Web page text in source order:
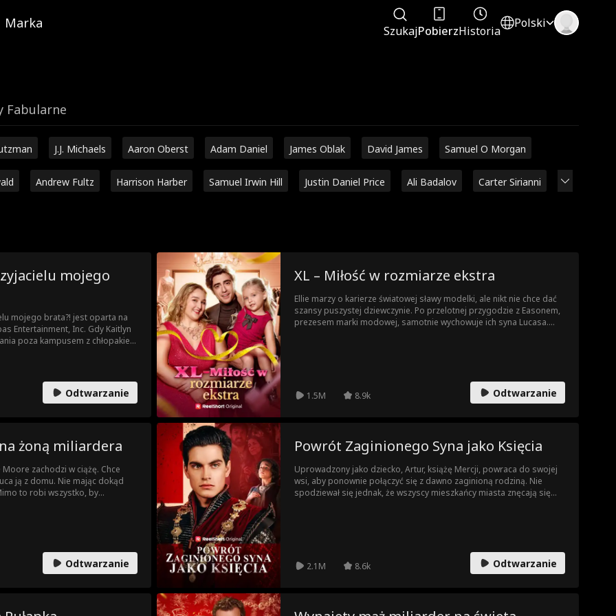
Marka SzukajPobierzHistoria
Polski
Fabularne
J.J. Michaels Aaron Oberst Adam Daniel James Oblak David James Samuel O Morgan
Andrew Fultz Harrison Harber Samuel Irwin Hill Justin Daniel Price Ali Badalov Carter Sirianni
mojego
mojego brata?! jest oparta na
Entertainment, Inc. Gdy Kaitlyn
poza kampusem z chłopakiem
Gdy jej dziecięca miłość
sobie z nową, dorosłą relacją,
Odtwarzanie
XL – Miłość w rozmiarze ekstra
Ellie marzy o karierze światowej sławy modelki, ale nikt nie chce dać
szansy puszystej dziewczynie. Po przelotnej przygodzie z Easonem,
prezesem marki modowej, samotnie wychowuje ich syna Lucasa.
1.5M 8.9k Odtwarzanie
żoną miliardera
zachodzi w ciążę. Chce
ją z domu. Nie mając dokąd
to robi wszystko, by
Odtwarzanie
Powrót Zaginionego Syna jako Księcia
Uprowadzony jako dziecko, Artur, książę Mercji, powraca do swojej
wsi, aby ponownie połączyć się z dawno zaginioną rodziną. Nie
spodziewał się jednak, że wszyscy mieszkańcy miasta znęcają się
2.1M 8.6k Odtwarzanie